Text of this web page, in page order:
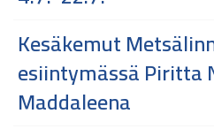
Kesäkemut
esiintymässä Piritta
Maddaleena